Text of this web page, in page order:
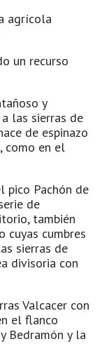
agrícola
un recurso
y
las sierras de
de espinazo
como en el
pico Pachón de
de
también
cuyas cumbres
sierras de
divisoria con
Valcacer con
el flanco
Bedramón y la